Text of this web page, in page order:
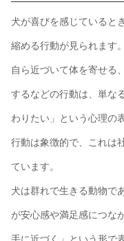
犬が喜びを感じていると
縮める行動が見られます。
自ら近づいて体を寄せる
するなどの行動は、単な
わりたい」という心理の
行動は象徴的で、これは
ています。
犬は群れで生きる動物で
が安心感や満足感につな